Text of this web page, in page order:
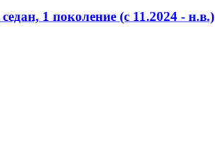
1 поколение (c 11.2024 - н.в.)